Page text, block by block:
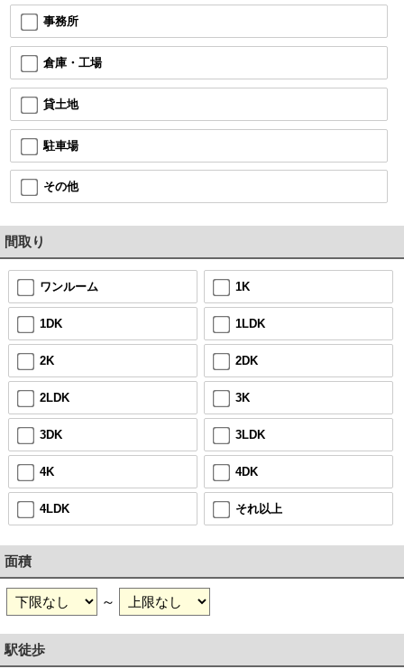
事務所
倉庫・工場
貸土地
駐車場
その他
間取り
ワンルーム 1K
1DK 1LDK
2K 2DK
2LDK 3K
3DK 3LDK
4K 4DK
4LDK それ以上
面積
～
駅徒歩